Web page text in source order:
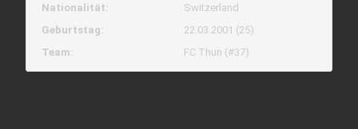
Nationalität:
Switzerland
Geburtstag:
22.03.2001 (25)
Team:
FC Thun (#37)